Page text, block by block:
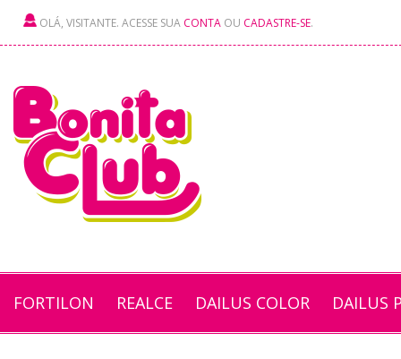
OLÁ, VISITANTE. ACESSE SUA CONTA OU CADASTRE-SE.
FORTILON REALCE DAILUS COLOR DAILUS